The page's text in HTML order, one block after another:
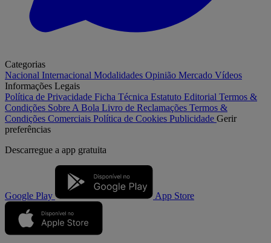
Categorias
Nacional Internacional Modalidades Opinião Mercado Vídeos
Informações Legais
Política de Privacidade Ficha Técnica Estatuto Editorial Termos &
Condições Sobre A Bola Livro de Reclamações Termos &
Condições Comerciais Política de Cookies Publicidade Gerir
preferências
Descarregue a app gratuita
Google Play App Store